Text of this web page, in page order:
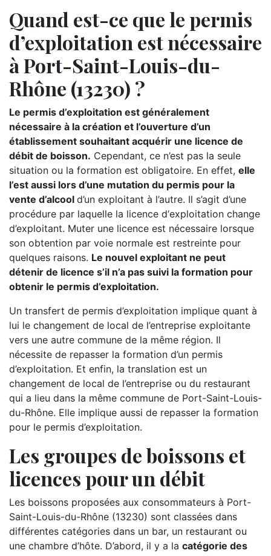
Quand est-ce que le permis
d’exploitation est nécessaire
à Port-Saint-Louis-du-
Rhône (13230) ?
Le permis d’exploitation est généralement
nécessaire à la création et l’ouverture d’un
établissement souhaitant acquérir une licence de
débit de boisson. Cependant, ce n’est pas la seule
situation ou la formation est obligatoire. En effet, elle
l’est aussi lors d’une mutation du permis pour la
vente d’alcool d’un exploitant à l’autre. Il s’agit d’une
procédure par laquelle la licence d‘exploitation change
d’exploitant. Muter une licence est nécessaire lorsque
son obtention par voie normale est restreinte pour
quelques raisons. Le nouvel exploitant ne peut
détenir de licence s’il n’a pas suivi la formation pour
obtenir le permis d’exploitation.
Un transfert de permis d’exploitation implique quant à
lui le changement de local de l’entreprise exploitante
vers une autre commune de la même région. Il
nécessite de repasser la formation d’un permis
d’exploitation. Et enfin, la translation est un
changement de local de l’entreprise ou du restaurant
qui a lieu dans la même commune de Port-Saint-Louis-
du-Rhône. Elle implique aussi de repasser la formation
pour le permis d’exploitation.
Les groupes de boissons et
licences pour un débit
Les boissons proposées aux consommateurs à Port-
Saint-Louis-du-Rhône (13230) sont classées dans
différentes catégories dans un bar, un restaurant ou
une chambre d’hôte. D’abord, il y a la catégorie des